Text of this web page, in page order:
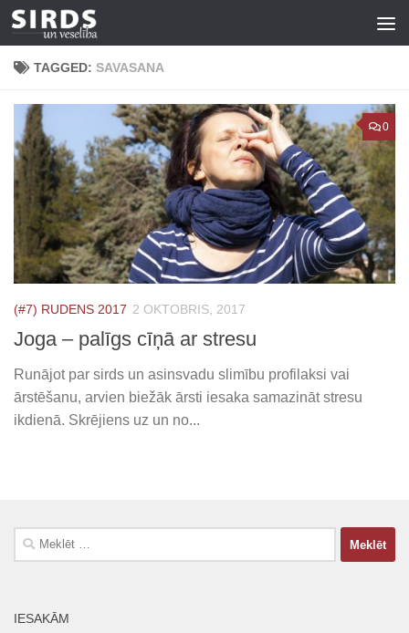
Skip to content
TAGGED: SAVASANA
0
(#7) RUDENS 2017 2 OKTOBRIS, 2017
Joga – palīgs cīņā ar stresu
Runājot par sirds un asinsvadu slimību profilaksi vai
ārstēšanu, arvien biežāk ārsti iesaka samazināt stresu
ikdienā. Skrējiens uz un no...
Meklēt:
IESAKĀM